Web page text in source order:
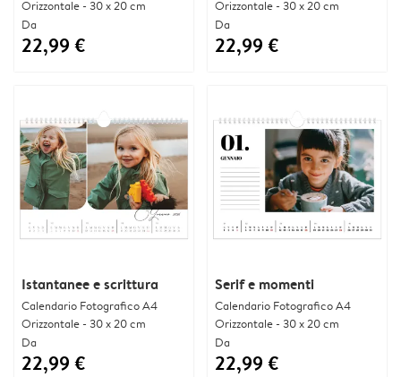
Orizzontale - 30 x 20 cm
Da
22,99 €
Orizzontale - 30 x 20 cm
Da
22,99 €
Istantanee e scrittura
Calendario Fotografico A4
Orizzontale - 30 x 20 cm
Da
22,99 €
Serif e momenti
Calendario Fotografico A4
Orizzontale - 30 x 20 cm
Da
22,99 €